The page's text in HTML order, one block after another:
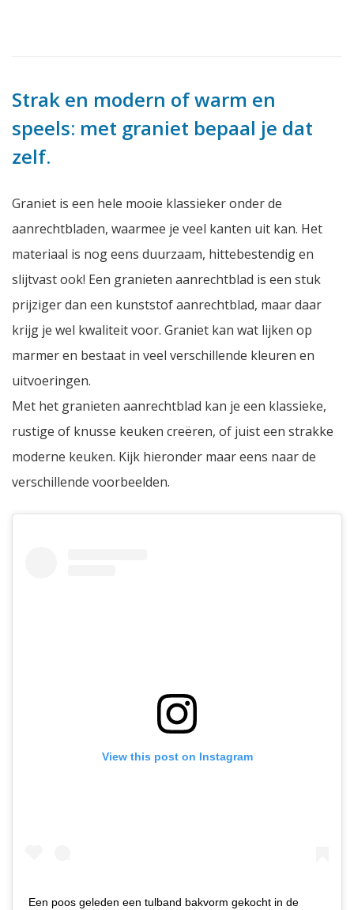
Strak en modern of warm en
speels: met graniet bepaal je dat
zelf.
Graniet is een hele mooie klassieker onder de
aanrechtbladen, waarmee je veel kanten uit kan. Het
materiaal is nog eens duurzaam, hittebestendig en
slijtvast ook! Een granieten aanrechtblad is een stuk
prijziger dan een kunststof aanrechtblad, maar daar
krijg je wel kwaliteit voor. Graniet kan wat lijken op
marmer en bestaat in veel verschillende kleuren en
uitvoeringen.
Met het granieten aanrechtblad kan je een klassieke,
rustige of knusse keuken creëren, of juist een strakke
moderne keuken. Kijk hieronder maar eens naar de
verschillende voorbeelden.
View this post on Instagram
Een poos geleden een tulband bakvorm gekocht in de